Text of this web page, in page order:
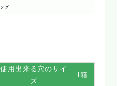
使用出来る穴のサイ
ズ
1箱